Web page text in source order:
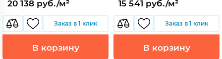
20 138 руб./м²
Заказ в 1 клик
В корзину
15 541 руб./м²
Заказ в 1 клик
В корзину